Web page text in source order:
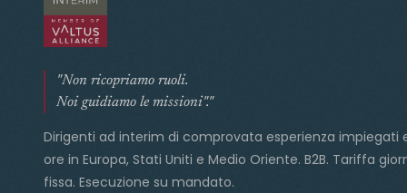
"Non ricopriamo ruoli.
Noi guidiamo le missioni"."
Dirigenti ad interim di comprovata esperienza impiegati
ore in Europa, Stati Uniti e Medio Oriente. B2B. Tariffa
fissa. Esecuzione su mandato.